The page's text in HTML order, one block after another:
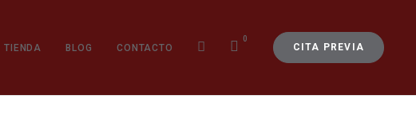
CITA PREVIA
TIENDA BLOG CONTACTO
0